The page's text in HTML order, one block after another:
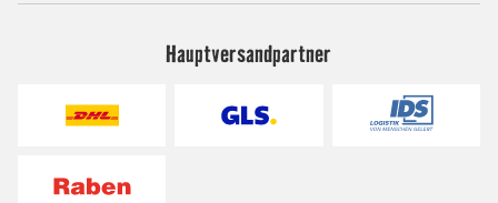
Hauptversandpartner